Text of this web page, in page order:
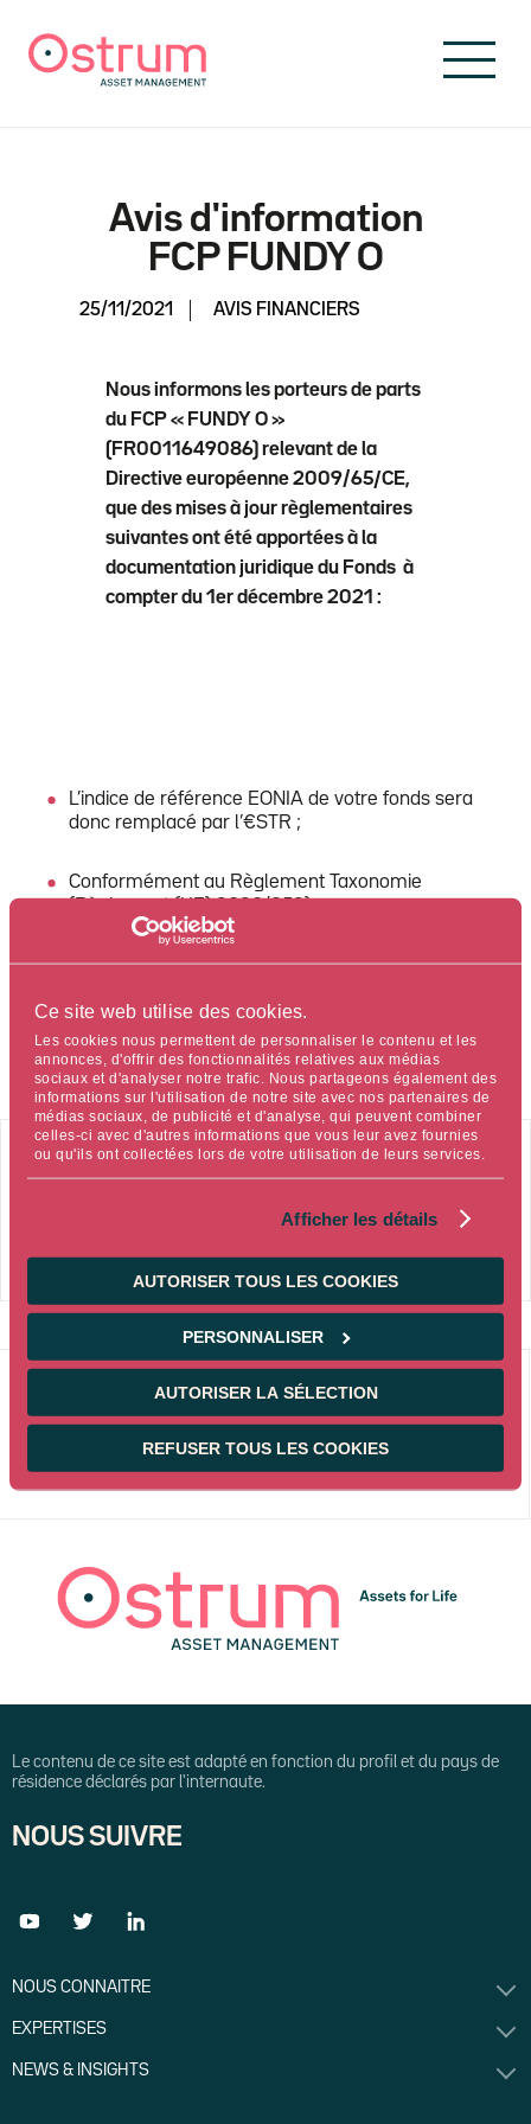
Ce site web utilise des cookies.
Les cookies nous permettent de personnaliser le contenu et les
annonces, d'offrir des fonctionnalités relatives aux médias
sociaux et d'analyser notre trafic. Nous partageons également des
informations sur l'utilisation de notre site avec nos partenaires de
médias sociaux, de publicité et d'analyse, qui peuvent combiner
celles-ci avec d'autres informations que vous leur avez fournies
ou qu'ils ont collectées lors de votre utilisation de leurs services.
Afficher les détails
AUTORISER TOUS LES COOKIES
PERSONNALISER
AUTORISER LA SÉLECTION
REFUSER TOUS LES COOKIES
Avis d'information
FCP FUNDY O
25/11/2021 AVIS FINANCIERS
Nous informons les porteurs de parts
du FCP « FUNDY O »
(FR0011649086) relevant de la
Directive européenne 2009/65/CE,
que des mises à jour règlementaires
suivantes ont été apportées à la
documentation juridique du Fonds à
compter du 1er décembre 2021 :
L’indice de référence EONIA de votre fonds sera
donc remplacé par l’€STR ;
Conformément au Règlement Taxonomie
paragraphe a été inséré dans le prospectus ;
aux incidences négatives sur les facteurs de
durabilité.
PDF 171 Ko
Avis d'information Galaxie Obligataire 2
Le contenu de ce site est adapté en fonction du profil et du pays de
résidence déclarés par l'internaute.
NOUS SUIVRE
NOUS CONNAITRE
EXPERTISES
NEWS & INSIGHTS